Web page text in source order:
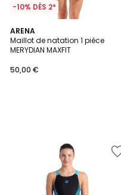
-10% DÈS 2*
ARENA
Maillot de natation 1 pièce
MERYDIAN MAXFIT
50,00 €